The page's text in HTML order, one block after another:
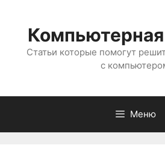
содержимому
Статьи которые помогут
с
Меню